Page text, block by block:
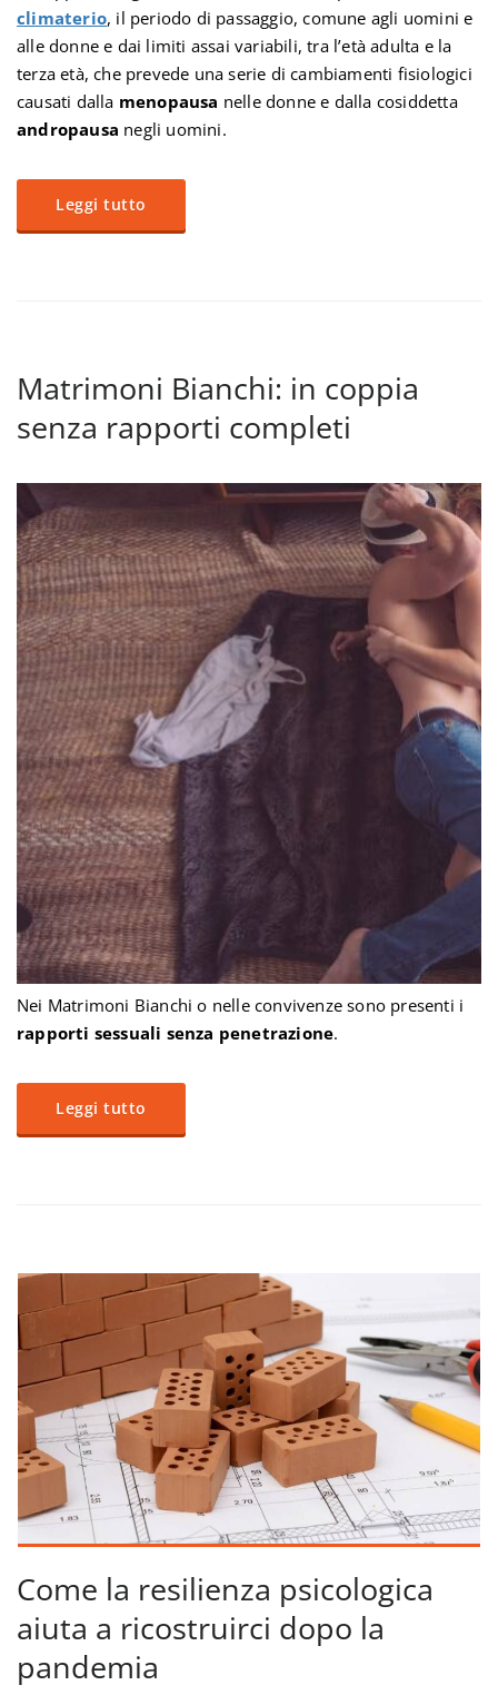
climaterio, il periodo di passaggio, comune agli uomini e
alle donne e dai limiti assai variabili, tra l’età adulta e la
terza età, che prevede una serie di cambiamenti fisiologici
causati dalla menopausa nelle donne e dalla cosiddetta
andropausa negli uomini.
Leggi tutto
Matrimoni Bianchi: in coppia
senza rapporti completi
Nei Matrimoni Bianchi o nelle convivenze sono presenti i
rapporti sessuali senza penetrazione.
Leggi tutto
Come la resilienza psicologica
aiuta a ricostruirci dopo la
pandemia